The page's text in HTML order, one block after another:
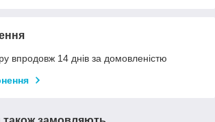
впродовж 14 днів за домовленістю